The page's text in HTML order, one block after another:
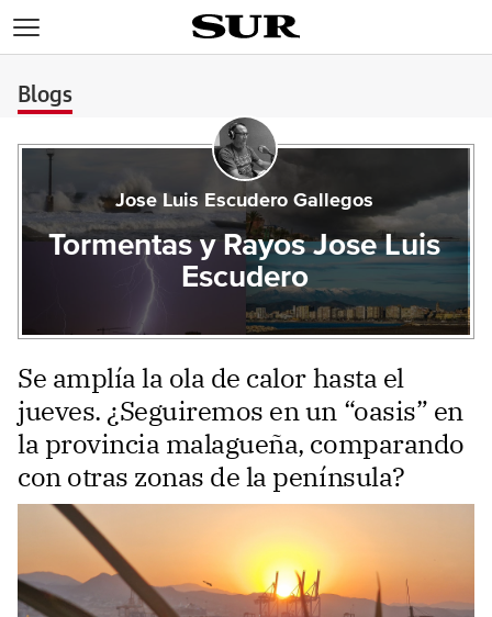
Blogs
Jose Luis Escudero Gallegos
Tormentas y Rayos Jose Luis
Escudero
Se amplía la ola de calor hasta el
jueves. ¿Seguiremos en un “oasis” en
la provincia malagueña, comparando
con otras zonas de la península?